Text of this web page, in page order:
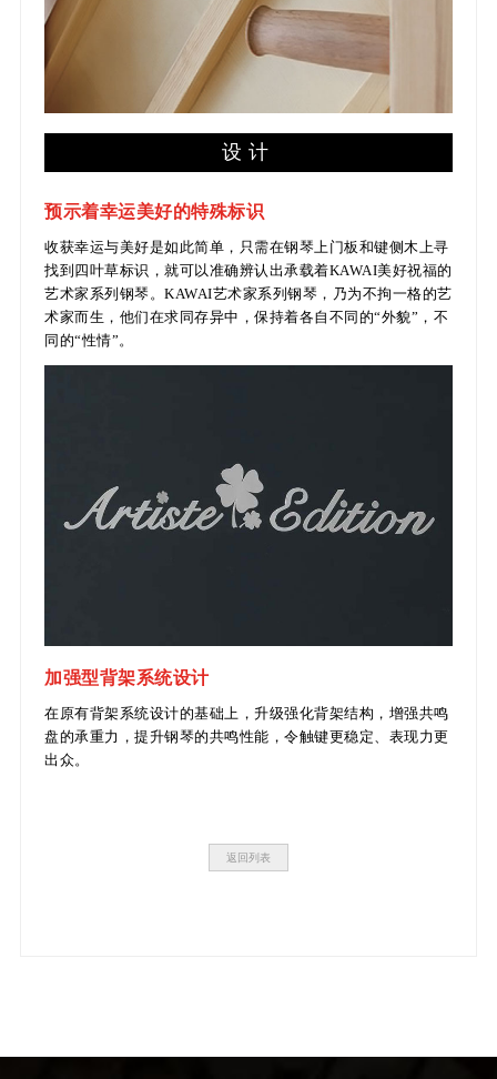
设计
预示着幸运美好的特殊标识
收获幸运与美好是如此简单，只需在钢琴上门板和键侧木上寻
找到四叶草标识，就可以准确辨认出承载着KAWAI美好祝福的
艺术家系列钢琴。KAWAI艺术家系列钢琴，乃为不拘一格的艺
术家而生，他们在求同存异中，保持着各自不同的“外貌”，不
同的“性情”。
加强型背架系统设计
在原有背架系统设计的基础上，升级强化背架结构，增强共鸣
盘的承重力，提升钢琴的共鸣性能，令触键更稳定、表现力更
出众。
返回列表